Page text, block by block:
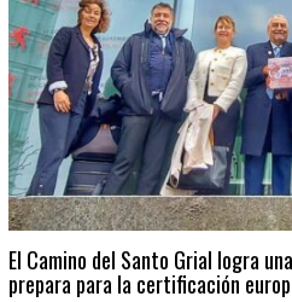
El Camino del Santo Grial logra
prepara para la certificación